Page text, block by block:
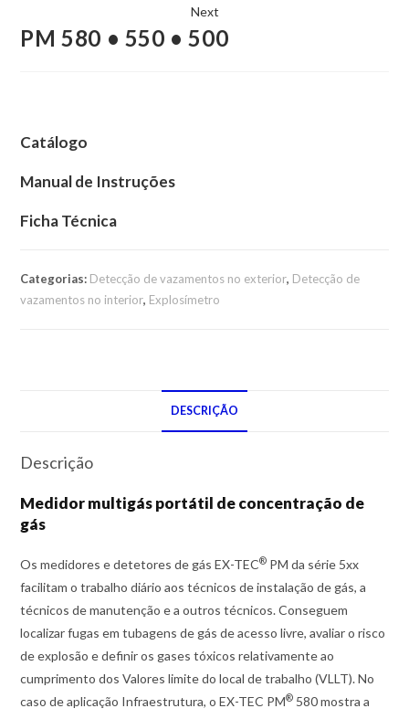
Next
PM 580 • 550 • 500
Catálogo
Manual de Instruções
Ficha Técnica
Categorias: Detecção de vazamentos no exterior, Detecção de
vazamentos no interior, Explosímetro
DESCRIÇÃO
Descrição
Medidor multigás portátil de concentração de
gás
Os medidores e detetores de gás EX-TEC® PM da série 5xx
facilitam o trabalho diário aos técnicos de instalação de gás, a
técnicos de manutenção e a outros técnicos. Conseguem
localizar fugas em tubagens de gás de acesso livre, avaliar o risco
de explosão e definir os gases tóxicos relativamente ao
cumprimento dos Valores limite do local de trabalho (VLLT). No
caso de aplicação Infraestrutura, o EX-TEC PM® 580 mostra a